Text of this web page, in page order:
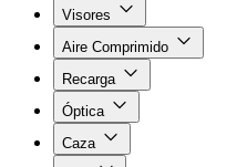
Visores
Aire Comprimido
Recarga
Óptica
Caza